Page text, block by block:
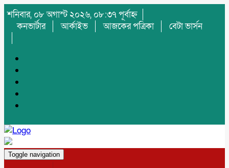
শনিবার, ০৮ অগাস্ট ২০২৬, ০৮:৩৭ পূর্বাহ্ন
কনভার্টার
আর্কাইভ আজকের পত্রিকা বেটা ভার্সন
Toggle navigation